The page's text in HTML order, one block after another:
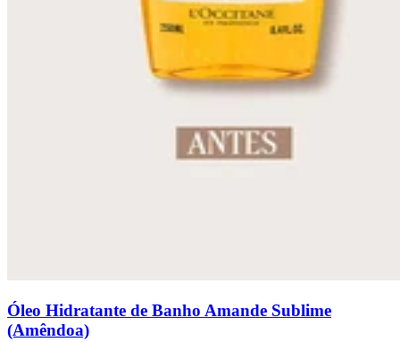
Óleo Hidratante de Banho Amande Sublime
(Amêndoa)